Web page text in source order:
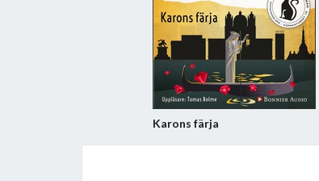
Karons färja